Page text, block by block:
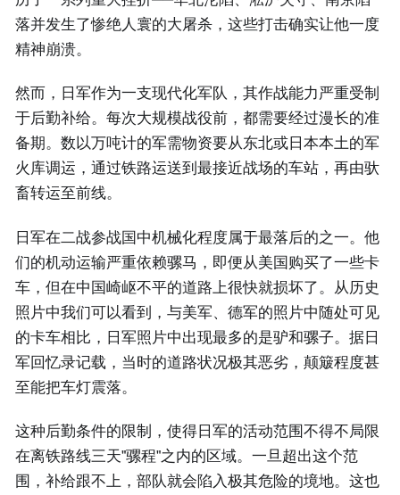
落并发生了惨绝人寰的大屠杀，这些打击确实让他一度
精神崩溃。
然而，日军作为一支现代化军队，其作战能力严重受制
于后勤补给。每次大规模战役前，都需要经过漫长的准
备期。数以万吨计的军需物资要从东北或日本本土的军
火库调运，通过铁路运送到最接近战场的车站，再由驮
畜转运至前线。
日军在二战参战国中机械化程度属于最落后的之一。他
们的机动运输严重依赖骡马，即便从美国购买了一些卡
车，但在中国崎岖不平的道路上很快就损坏了。从历史
照片中我们可以看到，与美军、德军的照片中随处可见
的卡车相比，日军照片中出现最多的是驴和骡子。据日
军回忆录记载，当时的道路状况极其恶劣，颠簸程度甚
至能把车灯震落。
这种后勤条件的限制，使得日军的活动范围不得不局限
在离铁路线三天"骡程"之内的区域。一旦超出这个范
围，补给跟不上，部队就会陷入极其危险的境地。这也